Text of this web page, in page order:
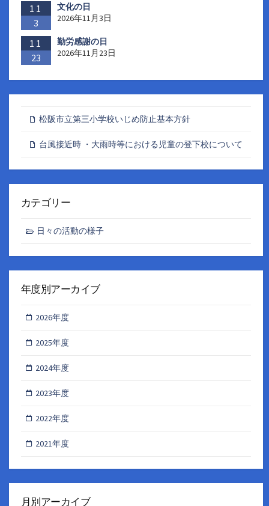
11
3
文化の日
2026年11月3日
11
23
勤労感謝の日
2026年11月23日
松阪市立第三小学校いじめ防止基本方針
台風接近時 ・大雨時等における児童の登下校について
カテゴリー
日々の活動の様子
年度別アーカイブ
2026年度
2025年度
2024年度
2023年度
2022年度
2021年度
月別アーカイブ